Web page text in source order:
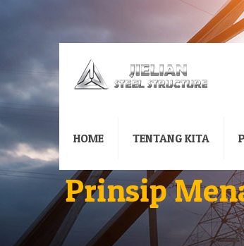
HOME TENTANG KITA
Prinsip